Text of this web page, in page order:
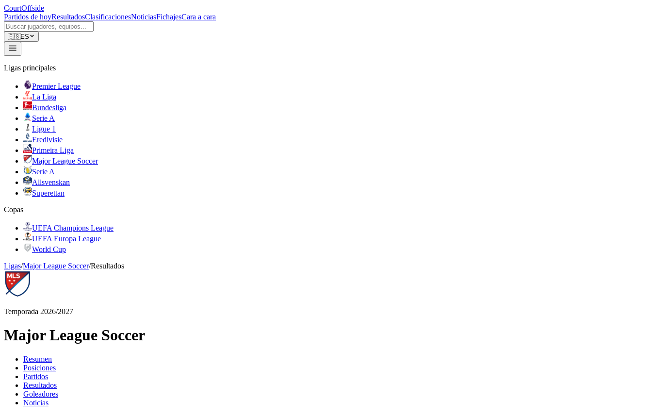
CourtOffside
Partidos de hoyResultadosClasificacionesNoticiasFichajesCara a cara
🇪🇸ES
Ligas principales
Premier League
La Liga
Bundesliga
Serie A
Ligue 1
Eredivisie
Primeira Liga
Major League Soccer
Serie A
Allsvenskan
Superettan
Copas
UEFA Champions League
UEFA Europa League
World Cup
Ligas/Major League Soccer/Resultados
Temporada 2026/2027
Major League Soccer
Resumen
Posiciones
Partidos
Resultados
Goleadores
Noticias